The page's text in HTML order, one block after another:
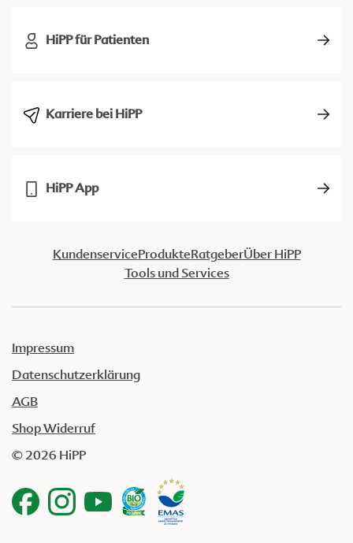
HiPP für Patienten
Karriere bei HiPP
HiPP App
KundenserviceProdukteRatgeberÜber HiPP
Tools und Services
Impressum
Datenschutzerklärung
AGB
Shop Widerruf
© 2026 HiPP